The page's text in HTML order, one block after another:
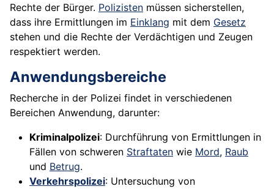
Rechte der Bürger. Polizisten müssen sicherstellen,
dass ihre Ermittlungen im Einklang mit dem Gesetz
stehen und die Rechte der Verdächtigen und Zeugen
respektiert werden.
Anwendungsbereiche
Recherche in der Polizei findet in verschiedenen
Bereichen Anwendung, darunter:
Kriminalpolizei: Durchführung von Ermittlungen in
Fällen von schweren Straftaten wie Mord, Raub
und Betrug.
Verkehrspolizei: Untersuchung von